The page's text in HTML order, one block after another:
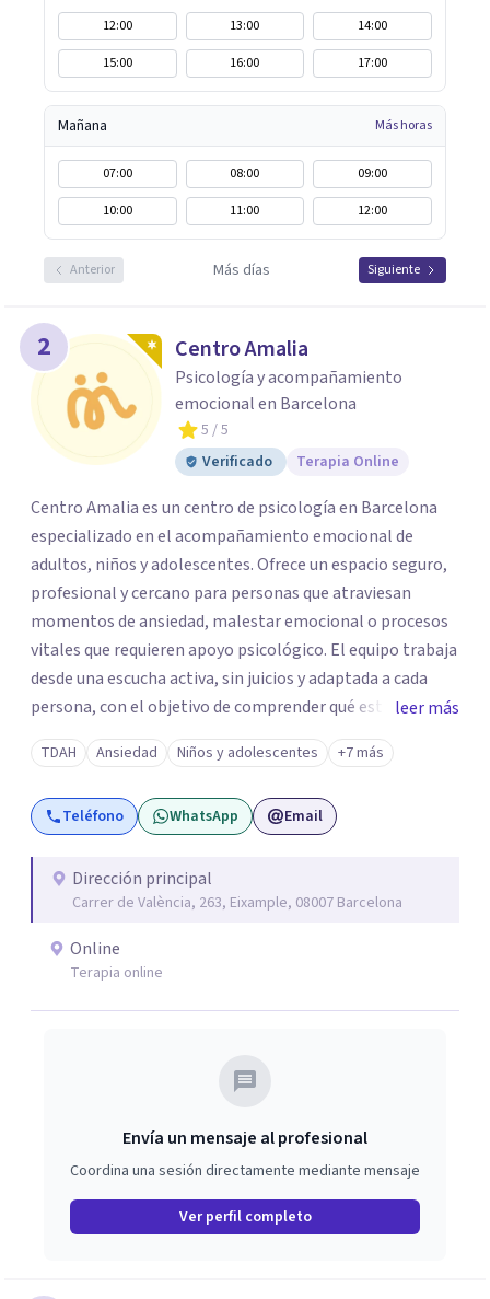
12:00 13:00
14:00
15:00
16:00 17:00
Mañana Más horas
07:00 08:00
09:00
10:00
11:00 12:00
Anterior Más días Siguiente
2 Centro Amalia
Psicología y acompañamiento
emocional en Barcelona
5 / 5
Verificado
Terapia Online
Centro Amalia es un centro de psicología en Barcelona
especializado en el acompañamiento emocional de
adultos, niños y adolescentes. Ofrece un espacio seguro,
profesional y cercano para personas que atraviesan
momentos de ansiedad, malestar emocional o procesos
vitales que requieren apoyo psicológico. El equipo trabaja
desde una escucha activa, sin juicios y adaptada a cada
persona, con el objetivo de comprender qué está
ocurriendo y facilitar herramientas para avanzar con
mayor equilibrio y bienestar. La intervención se realiza en
un entorno confidencial y tranquilo, cuidando el ritmo y
las necesidades de cada proceso terapéutico. En Centro
el trauma, la depresión y otros retos emocionales, así
como procesos de crecimiento personal y
respetuoso, humano y orientado a generar un espacio de
leer más
TDAH Ansiedad Niños y adolescentes +7 más
Teléfono WhatsApp Email
Dirección principal
Carrer de València, 263, Eixample, 08007 Barcelona
Online
Terapia online
Envía un mensaje al profesional
Coordina una sesión directamente mediante mensaje
Ver perfil completo